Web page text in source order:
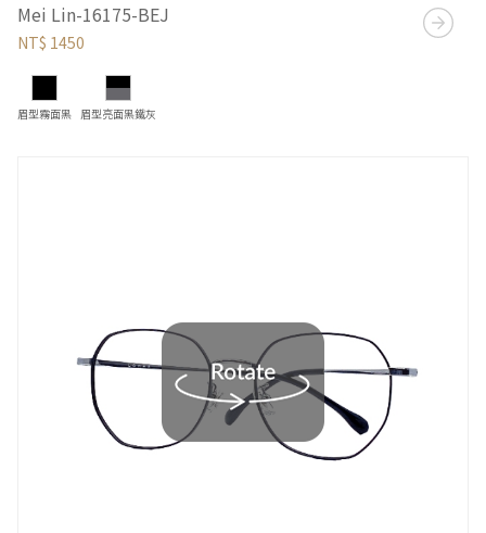
Mei Lin-16175-BEJ
NT$ 1450
眉型霧面黑 眉型亮面黑鐵灰